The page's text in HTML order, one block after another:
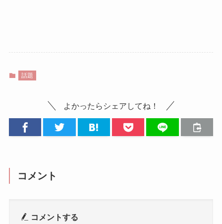
話題
よかったらシェアしてね！
コメント
コメントする